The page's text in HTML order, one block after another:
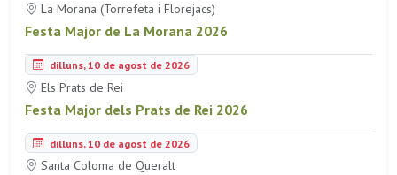
La Morana (Torrefeta i Florejacs)
Festa Major de La Morana 2026
dilluns, 10 de agost de 2026
Els Prats de Rei
Festa Major dels Prats de Rei 2026
dilluns, 10 de agost de 2026
Santa Coloma de Queralt